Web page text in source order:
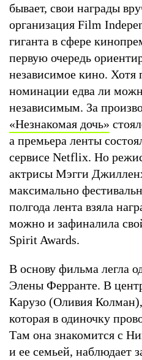
бывает, свои награды
организация Film
гиганта в сфере
первую очередь
независимое кино. Хотя
номинации едва ли
независимым. За
«Незнакомая дочь»
а премьера ленты
сервисе Netflix. Но
актрисы Мэгги
максимально
полгода лента взяла
можно и зафиналила
Spirit Awards.
В основу фильма легла
Элены Ферранте. В
Карузо (Оливия
которая в одиночку
Там она знакомится с
и ее семьей, наблюдает